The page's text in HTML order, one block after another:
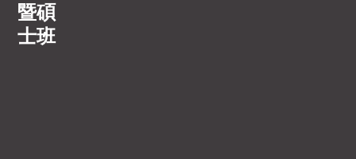
暨碩
士班